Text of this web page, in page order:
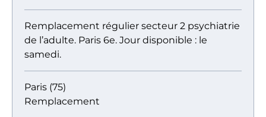
Remplacement régulier secteur 2 psychiatrie
de l’adulte. Paris 6e. Jour disponible : le
samedi.
Paris (75)
Remplacement